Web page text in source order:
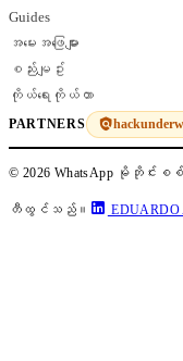
Guides
အမေးအဖြေများ
စည်းမျဥ်း
ကိုယ်ရေးကိုယ်တာ
PARTNERS
© 2026 WhatsApp မိုဘို
တီထွင်သည်။